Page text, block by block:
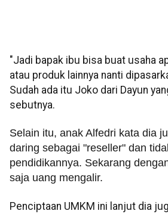
"Jadi bapak ibu bisa buat usaha
atau produk lainnya nanti
Sudah ada itu Joko dari Dayun
sebutnya.
Selain itu, anak Alfedri kata dia
daring sebagai "reseller" dan
pendidikannya. Sekarang
saja uang mengalir.
Penciptaan UMKM ini lanjut dia